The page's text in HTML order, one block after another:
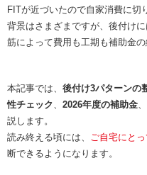
FITが近づいたので自家消費に切
背景はさまざまですが、後付け
筋によって費用も工期も補助金の
本記事では、 後付け3パターンの
性チェック、 2026年度の補助金
説します。
読み終える頃には、 ご自宅にと
断できるようになります。